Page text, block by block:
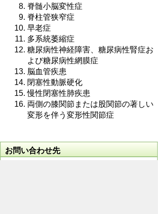
脊髄小脳変性症
脊柱管狭窄症
早老症
多系統萎縮症
糖尿病性神経障害、糖尿病性腎症お
よび糖尿病性網膜症
脳血管疾患
閉塞性動脈硬化
慢性閉塞性肺疾患
両側の膝関節または股関節の著しい
変形を伴う変形性関節症
お問い合わせ先